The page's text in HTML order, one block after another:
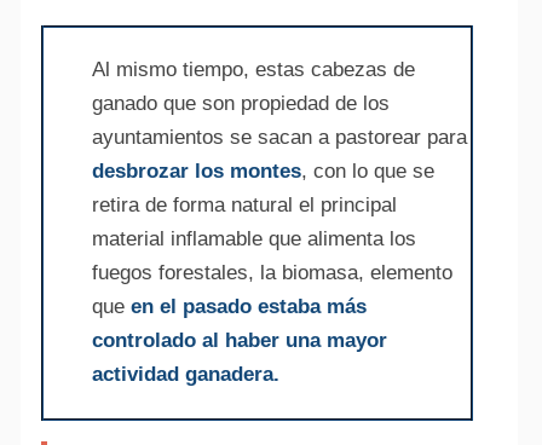
Al mismo tiempo, estas cabezas de
ganado que son propiedad de los
ayuntamientos se sacan a pastorear para
desbrozar los montes, con lo que se
retira de forma natural el principal
material inflamable que alimenta los
fuegos forestales, la biomasa, elemento
queen el pasado estaba más
controlado al haber una mayor
actividad ganadera.